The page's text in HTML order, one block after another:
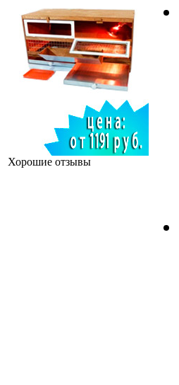
Хорошие отзывы